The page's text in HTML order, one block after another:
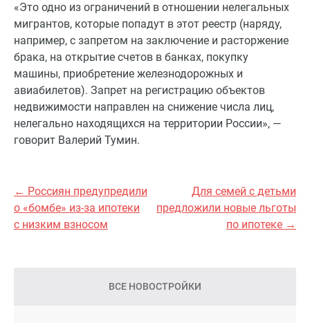
«Это одно из ограничений в отношении нелегальных
мигрантов, которые попадут в этот реестр (наряду,
например, с запретом на заключение и расторжение
брака, на открытие счетов в банках, покупку
машины, приобретение железнодорожных и
авиабилетов). Запрет на регистрацию объектов
недвижимости направлен на снижение числа лиц,
нелегально находящихся на территории России», —
говорит Валерий Тумин.
← Россиян предупредили
о «бомбе» из-за ипотеки
с низким взносом
Для семей с детьми
предложили новые льготы
по ипотеке →
ВСЕ НОВОСТРОЙКИ